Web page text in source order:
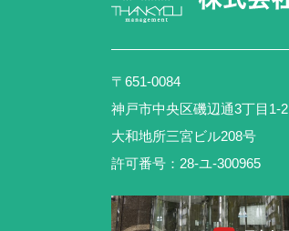
〒651-0084
神戸市中央区磯辺通3丁目1-2
大和地所三宮ビル208号
許可番号：28-ユ-300965